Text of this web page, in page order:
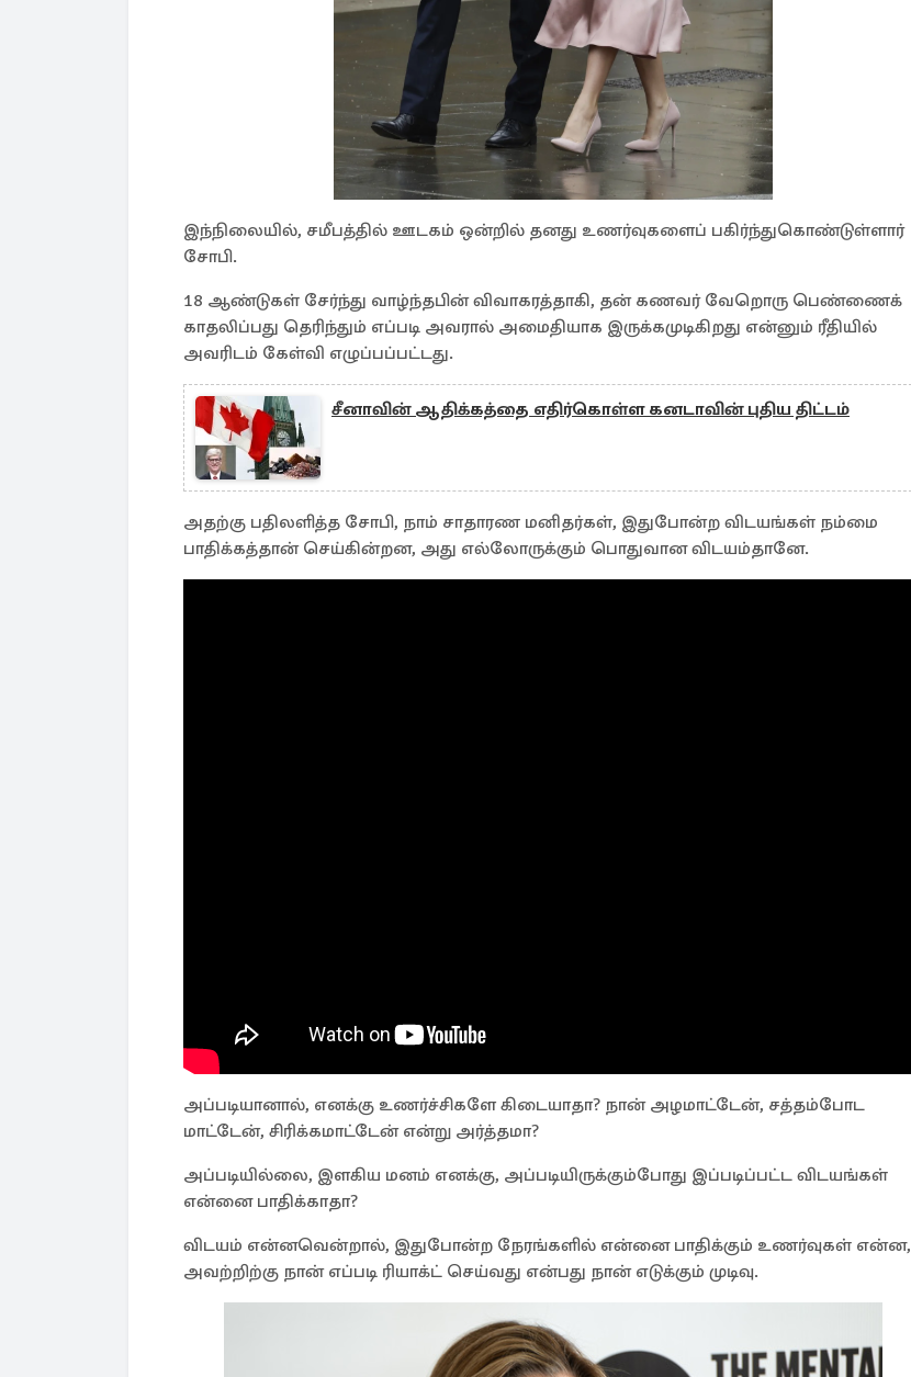
இந்நிலையில், சமீபத்தில் ஊடகம் ஒன்றில் தனது உணர்வுகளைப் பகிர்ந்துகொண்டுள்ளார்
சோபி.
18 ஆண்டுகள் சேர்ந்து வாழ்ந்தபின் விவாகரத்தாகி, தன் கணவர் வேறொரு பெண்ணைக்
காதலிப்பது தெரிந்தும் எப்படி அவரால் அமைதியாக இருக்கமுடிகிறது என்னும் ரீதியில்
அவரிடம் கேள்வி எழுப்பப்பட்டது.
சீனாவின் ஆதிக்கத்தை எதிர்கொள்ள கனடாவின் புதிய திட்டம்
அதற்கு பதிலளித்த சோபி, நாம் சாதாரண மனிதர்கள், இதுபோன்ற விடயங்கள் நம்மை
பாதிக்கத்தான் செய்கின்றன, அது எல்லோருக்கும் பொதுவான விடயம்தானே.
அப்படியானால், எனக்கு உணர்ச்சிகளே கிடையாதா? நான் அழமாட்டேன், சத்தம்போட
மாட்டேன், சிரிக்கமாட்டேன் என்று அர்த்தமா?
அப்படியில்லை, இளகிய மனம் எனக்கு, அப்படியிருக்கும்போது இப்படிப்பட்ட விடயங்கள்
என்னை பாதிக்காதா?
விடயம் என்னவென்றால், இதுபோன்ற நேரங்களில் என்னை பாதிக்கும் உணர்வுகள் என்ன,
அவற்றிற்கு நான் எப்படி ரியாக்ட் செய்வது என்பது நான் எடுக்கும் முடிவு.